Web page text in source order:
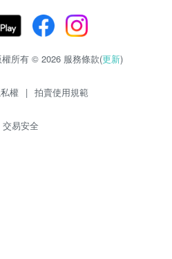
所有 © 2026 服務條款(更新)
權 | 拍賣使用規範
交易安全